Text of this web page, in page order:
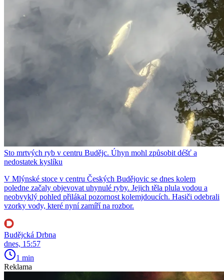
Sto mrtvých ryb v centru Budějc. Úhyn mohl způsobit déšť a
nedostatek kyslíku
V Mlýnské stoce v centru Českých Budějovic se dnes kolem
poledne začaly objevovat uhynulé ryby. Jejich těla plula vodou a
neobvyklý pohled přilákal pozornost kolemjdoucích. Hasiči odebrali
vzorky vody, které nyní zamíří na rozbor.
Budějcká Drbna
dnes, 15:57
1 min
Reklama